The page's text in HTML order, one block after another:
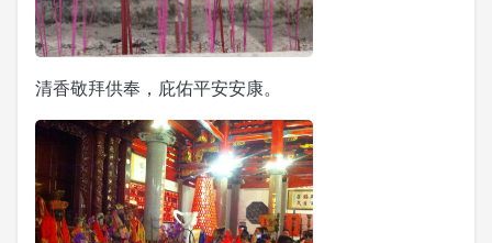
清香敬拜供奉，庇佑平安安康。